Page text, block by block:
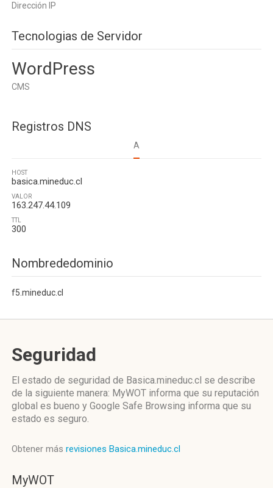
Dirección IP
Tecnologias de Servidor
WordPress
CMS
Registros DNS
A
HOST
basica.mineduc.cl
VALOR
163.247.44.109
TTL
300
Nombrededominio
f5.mineduc.cl
Seguridad
El estado de seguridad de Basica.mineduc.cl se describe
de la siguiente manera: MyWOT informa que su reputación
global es bueno y Google Safe Browsing informa que su
estado es seguro.
Obtener más revisiones Basica.mineduc.cl
MyWOT